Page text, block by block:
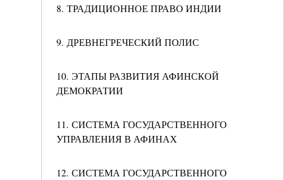
8. ТРАДИЦИОННОЕ ПРАВО ИНДИИ
9. ДРЕВНЕГРЕЧЕСКИЙ ПОЛИС
10. ЭТАПЫ РАЗВИТИЯ АФИНСКОЙ
ДЕМОКРАТИИ
11. СИСТЕМА ГОСУДАРСТВЕННОГО
УПРАВЛЕНИЯ В АФИНАХ
12. СИСТЕМА ГОСУДАРСТВЕННОГО